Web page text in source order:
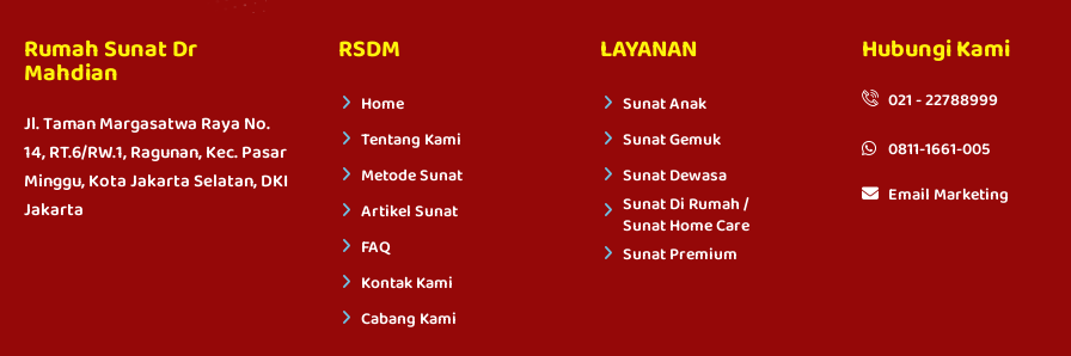
Rumah Sunat Dr
Mahdian
Jl. Taman Margasatwa Raya No.
14, RT.6/RW.1, Ragunan, Kec. Pasar
Minggu, Kota Jakarta Selatan, DKI
Jakarta
RSDM
Home
Tentang Kami
Metode Sunat
Artikel Sunat
FAQ
Kontak Kami
Cabang Kami
LAYANAN
Sunat Anak
Sunat Gemuk
Sunat Dewasa
Sunat Di Rumah /
Sunat Home Care
Sunat Premium
Hubungi Kami
021 - 22788999
0811-1661-005
Email Marketing